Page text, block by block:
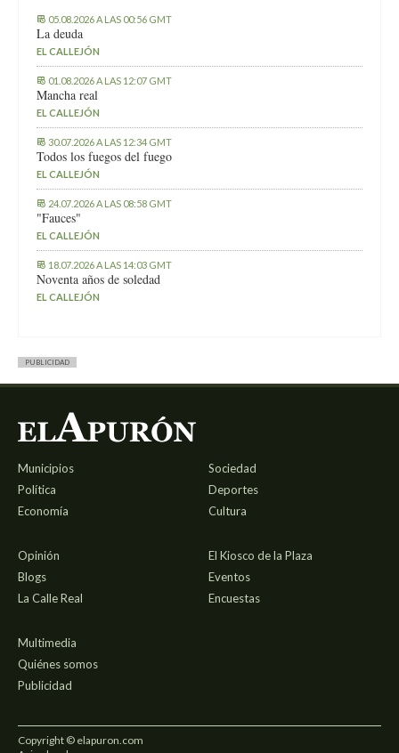
05.08.2026 A LAS 00:56 GMT
La deuda
EL CALLEJÓN
01.08.2026 A LAS 12:07 GMT
Mancha real
EL CALLEJÓN
30.07.2026 A LAS 12:34 GMT
Todos los fuegos del fuego
EL CALLEJÓN
24.07.2026 A LAS 08:58 GMT
"Fauces"
EL CALLEJÓN
18.07.2026 A LAS 14:03 GMT
Noventa años de soledad
EL CALLEJÓN
PUBLICIDAD
Municipios
Política
Economía
Sociedad
Deportes
Cultura
Opinión
Blogs
La Calle Real
El Kiosco de la Plaza
Eventos
Encuestas
Multimedia
Quiénes somos
Publicidad
Copyright © elapuron.com